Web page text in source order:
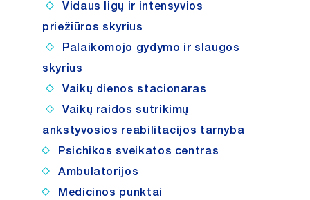
Vidaus ligų ir intensyvios
priežiūros skyrius
Palaikomojo gydymo ir slaugos
skyrius
Vaikų dienos stacionaras
Vaikų raidos sutrikimų
ankstyvosios reabilitacijos tarnyba
Psichikos sveikatos centras
Ambulatorijos
Medicinos punktai